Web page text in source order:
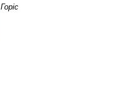
Горіс